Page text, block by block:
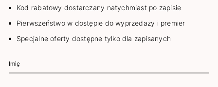
Kod rabatowy dostarczany natychmiast po zapisie
Pierwszeństwo w dostępie do wyprzedaży i premier
Specjalne oferty dostępne tylko dla zapisanych